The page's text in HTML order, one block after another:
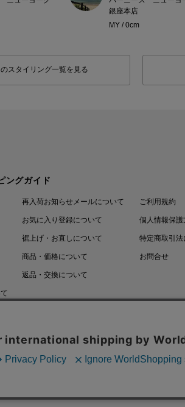
銀座本店
MY / 0cm
スタイリング一覧を見る
ングガイド
再入荷お知らせメールについて
お気に入り登録について
裾上げ・お直しについて
商品・価格について
返品・交換について
ご利用規約
個人情報保護
特定商取引
お問合せ